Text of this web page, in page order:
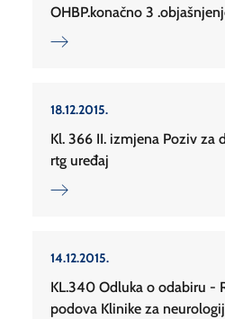
OHBP.konačno 3
18.12.2015.
Kl. 366 II. izmjena Poziv za
rtg uređaj
14.12.2015.
KL.340 Odluka o odabiru -
podova Klinike za